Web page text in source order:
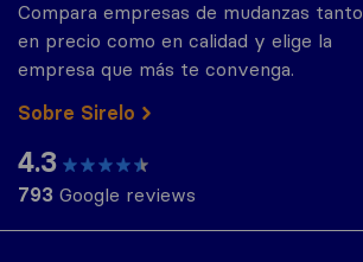
Compara empresas de mudanzas tanto
en precio como en calidad y elige la
empresa que más te convenga.
Sobre Sirelo
4.3
793 Google reviews